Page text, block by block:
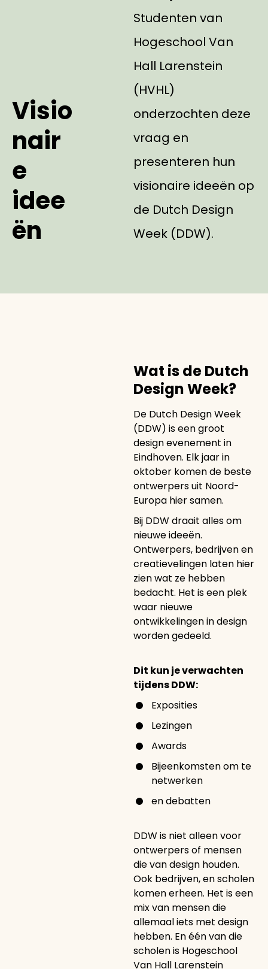
Visio
nair
e
idee
ën
Studenten van
Hogeschool Van
Hall Larenstein
(HVHL)
onderzochten deze
vraag en
presenteren hun
visionaire ideeën op
de Dutch Design
Week (DDW).
Wat is de Dutch
Design Week?
De Dutch Design Week
(DDW) is een groot
design evenement in
Eindhoven. Elk jaar in
oktober komen de beste
ontwerpers uit Noord-
Europa hier samen.
Bij DDW draait alles om
nieuwe ideeën.
Ontwerpers, bedrijven en
creatievelingen laten hier
zien wat ze hebben
bedacht. Het is een plek
waar nieuwe
ontwikkelingen in design
worden gedeeld.
Dit kun je verwachten
tijdens DDW:
Exposities
Lezingen
Awards
Bijeenkomsten om te
netwerken
en debatten
DDW is niet alleen voor
ontwerpers of mensen
die van design houden.
Ook bedrijven, en scholen
komen erheen. Het is een
mix van mensen die
allemaal iets met design
hebben. En één van die
scholen is Hogeschool
Van Hall Larenstein